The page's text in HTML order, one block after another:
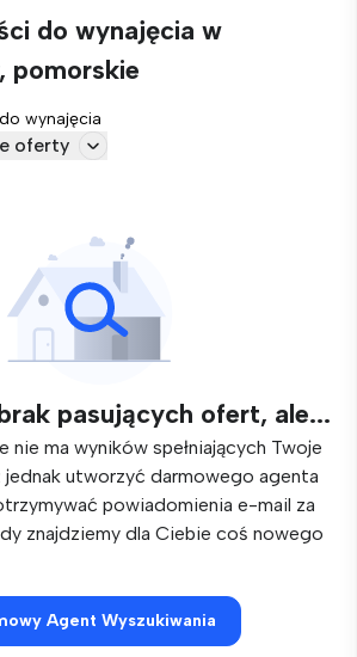
do wynajęcia w
pomorskie
wynajęcia
oferty
pasujących ofert, ale...
nie ma wyników spełniających Twoje
utworzyć darmowego agenta
powiadomienia e-mail za
znajdziemy dla Ciebie coś nowego
Agent Wyszukiwania